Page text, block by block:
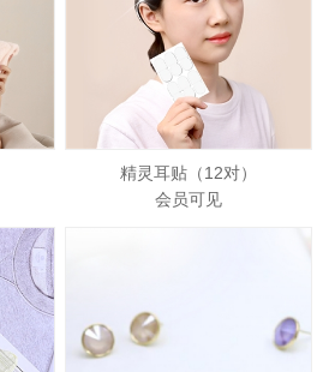
精灵耳贴（12对）
会员可见